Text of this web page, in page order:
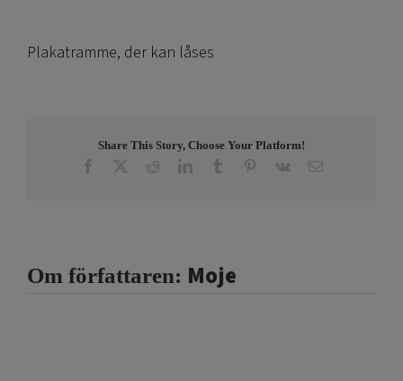
Plakatramme, der kan låses
Share This Story, Choose Your Platform!
Facebook RedditLinkedInTumblr Pinterest
Vk E-
Om författaren: Moje